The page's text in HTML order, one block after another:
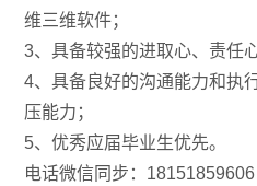
维三维软件；
3、具备较强的进取心、责任
4、具备良好的沟通能力和执
压能力；
5、优秀应届毕业生优先。
电话微信同步：18151859606